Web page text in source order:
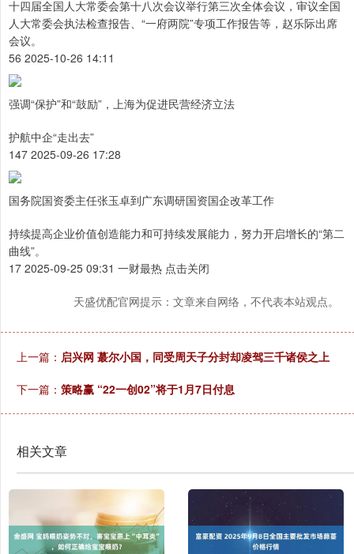
十四届全国人大常委会第十八次会议举行第三次全体会议，审议全国
人大常委会执法检查报告、“一府两院”专项工作报告等，赵乐际出席
会议。
56 2025-10-26 14:11
强调“保护”和“鼓励”，上海为促进民营经济立法
护航中企“走出去”
147 2025-09-26 17:28
国务院国资委主任张玉卓到广东调研国资国企改革工作
持续提高企业价值创造能力和可持续发展能力，努力开启增长的“第二
曲线”。
17 2025-09-25 09:31 一财最热 点击关闭
天盛优配官网提示：文章来自网络，不代表本站观点。
上一篇： 启兴网 蕞尔小国，同受周天子分封却凌驾三千诸侯之上
下一篇： 策略赢 “22一创02”将于1月7日付息
相关文章